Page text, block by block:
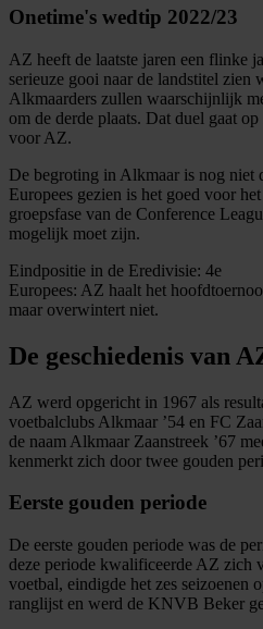
Onetime's wedtip 2022/23
AZ heeft de laatste jaren een flinke
serieuze gooi naar de landstitel
Alkmaarders zullen waarschijnlijk
om de derde plaats. Dat duel gaat
voor AZ.
De begroting in Alkmaar is nog niet
Europees gezien is het goed voor
groepsfase van de Conference
mogelijk moet zijn.
Eindpositie in de Eredivisie: 4e
Europees: AZ haalt het
maar overwintert niet.
De geschiedenis van
AZ werd opgericht in 1967 als
voetbalclubs Alkmaar ’54 en FC
de naam Alkmaar Zaanstreek ’67
kenmerkt zich door twee gouden
Eerste gouden periode
De eerste gouden periode was de
deze periode kwalificeerde AZ zich
voetbal, eindigde het zes seizoenen
ranglijst en werd de KNVB Beker